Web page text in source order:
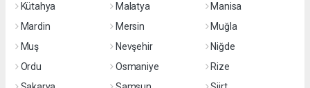
Kütahya
Malatya
Manisa
Mardin
Mersin
Muğla
Muş
Nevşehir
Niğde
Ordu
Osmaniye
Rize